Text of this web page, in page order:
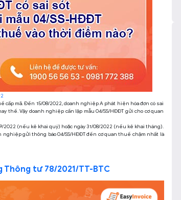
cấp mã. Đến 15/08/2022, doanh nghiệp A phát hiện hóa đơn có sai
thế. Vậy doanh nghiệp cần lập mẫu 04/SS/HĐĐT gửi cho cơ quan
(nếu kê khai quý) hoặc ngày 31/08/2022 (nếu kê khai tháng).
nghiệp gửi thông báo 04/SS/HĐĐT đến cơ quan thuế chậm nhất là
Thông tư 78/2021/TT-BTC